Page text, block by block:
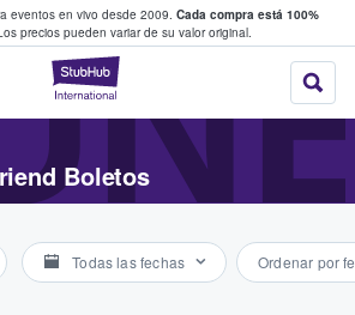
eventos en vivo desde 2009. Cada compra está 100%
precios pueden variar de su valor original.
StubHub: donde
y venden boletos
Boletos
Todas las fechas Ordenar por